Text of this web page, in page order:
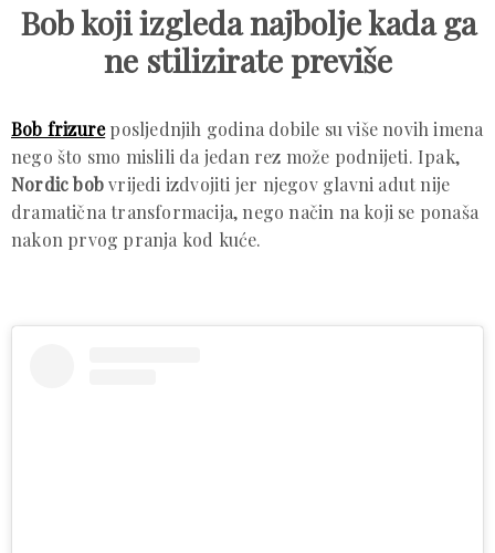
Bob koji izgleda najbolje kada ga
ne stilizirate previše
Bob frizure posljednjih godina dobile su više novih imena
nego što smo mislili da jedan rez može podnijeti. Ipak,
Nordic bobvrijedi izdvojiti jer njegov glavni adut nije
dramatična transformacija, nego način na koji se ponaša
nakon prvog pranja kod kuće.